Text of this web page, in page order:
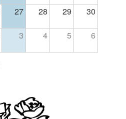
27 28 29 30
3 4 5 6